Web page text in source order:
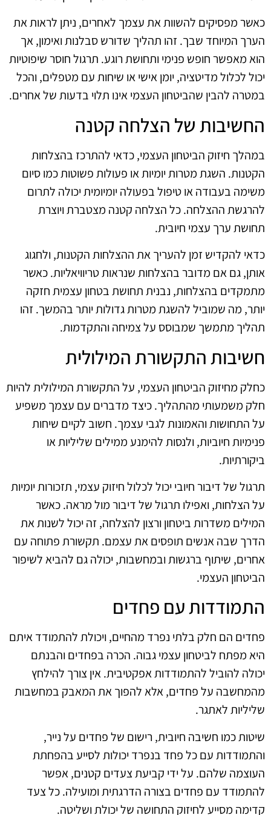
כאשר מפסיקים להשוות את עצמך לאחרים, ניתן לראות את
הערך המיוחד שבך. זהו תהליך שדורש סבלנות ואימון, אך
הוא מאפשר חופש פנימי ותחושת רוגע. תרגול חוסר שיפוטיות
יכול לכלול מדיטציה, יומן אישי או שיחות עם מטפלים, והכל
במטרה להבין שהביטחון העצמי אינו תלוי בדעות של אחרים.
החשיבות של הצלחה קטנה
במהלך חיזוק הביטחון העצמי, כדאי להתרכז בהצלחות
הקטנות. השגת מטרות יומיות או פעולות פשוטות כמו סיום
משימה בעבודה או טיפול בפעולה יומיומית יכולה לתרום
להרגשת ההצלחה. כל הצלחה קטנה מצטברת ויוצרת
תחושת ערך עצמי חיובית.
כדאי להקדיש זמן להעריך את ההצלחות הקטנות, ולחגוג
אותן, גם אם מדובר בהצלחות שנראות טריוויאליות. כאשר
מתמקדים בהצלחות, נבנית תחושת בטחון עצמית חזקה
יותר, מה שמוביל להשגת מטרות גדולות יותר בהמשך. זהו
תהליך מתמשך שמבוסס על צמיחה והתקדמות.
חשיבות התקשורת המילולית
כחלק מחיזוק הביטחון העצמי, על התקשורת המילולית להיות
חלק משמעותי מהתהליך. כיצד מדברים עם עצמך משפיע
על התחושות והאמונות לגבי עצמך. חשוב לקיים שיחות
פנימיות חיוביות, ולנסות להימנע ממילים שליליות או
ביקורתיות.
תרגול של דיבור חיובי יכול לכלול חיזוק עצמי, תזכורות יומיות
על הצלחות, ואפילו תרגול של דיבור מול מראה. כאשר
המילים משדרות ביטחון ורצון להצלחה, זה יכול לשנות את
הדרך שבה אנשים תופסים את עצמם. תקשורת פתוחה עם
אחרים, שיתוף ברגשות ובמחשבות, יכולה גם להביא לשיפור
הביטחון העצמי.
התמודדות עם פחדים
פחדים הם חלק בלתי נפרד מהחיים, ויכולת להתמודד איתם
היא מפתח לביטחון עצמי גבוה. הכרה בפחדים והבנתם
יכולה להוביל להתמודדות אפקטיבית. אין צורך להילחץ
מהמחשבה על פחדים, אלא להפוך את המאבק במחשבות
שליליות לאתגר.
שיטות כמו חשיבה חיובית, רישום של פחדים על נייר,
והתמודדות עם כל פחד בנפרד יכולות לסייע בהפחתת
העוצמה שלהם. על ידי קביעת צעדים קטנים, אפשר
להתמודד עם פחדים בצורה הדרגתית ומועילה. כל צעד
קדימה מסייע לחיזוק התחושה של יכולת ושליטה.